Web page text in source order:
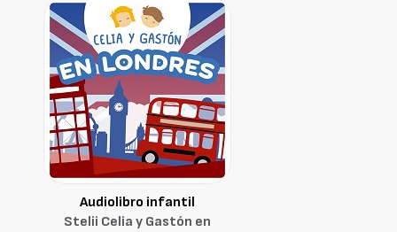
Audiolibro infantil
Stelii Celia y Gastón en